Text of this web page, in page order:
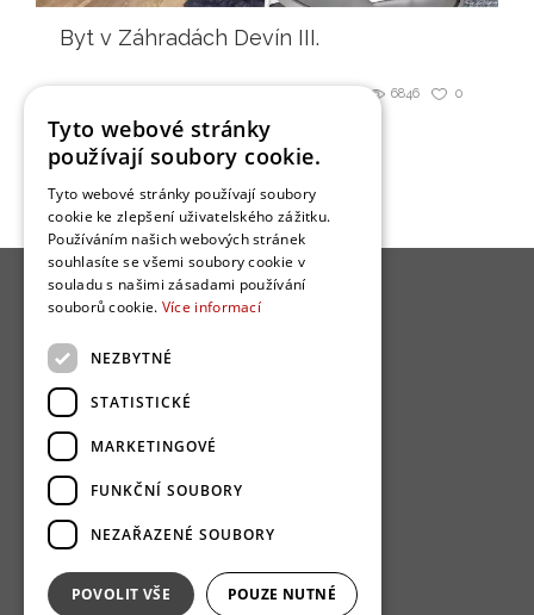
Byt v Záhradách Devín III.
0
6846
Uživatelské podmínky
Ochrana osobních údajú
Cookies
Tyto webové stránky
používají soubory cookie.
Tyto webové stránky používají soubory
cookie ke zlepšení uživatelského zážitku.
Používáním našich webových stránek
souhlasíte se všemi soubory cookie v
souladu s našimi zásadami používání
souborů cookie. Více informací
NEZBYTNÉ
STATISTICKÉ
MARKETINGOVÉ
FUNKČNÍ SOUBORY
NEZAŘAZENÉ SOUBORY
POVOLIT VŠE POUZE NUTNÉ